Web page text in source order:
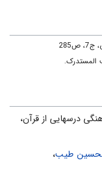
است، بنابراين نزول
و هر معجزه‌اى مايه‌ى
با نزول همه‌ى آيات
بايد سؤالش مطرح
است، لذا بايد آيه‌ى
المستدرک.
درسهايى از قرآن،
طیب،